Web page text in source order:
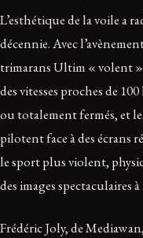
L’esthétique de la voile a
décennie. Avec
trimarans Ultim « volent »
des vitesses proches de
ou totalement fermés, et
pilotent face à des écrans
le sport plus violent,
des images spectaculaires à
Frédéric Joly, de